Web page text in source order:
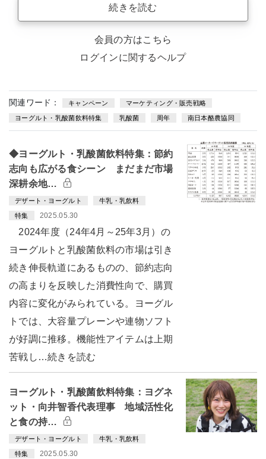
続きを読む
会員の方はこちら
ログインに関するヘルプ
関連ワード： キャンペーン マーケティング・販売戦略
ヨーグルト・乳酸菌飲料特集 乳酸菌 周年 南日本酪農協同
◆ヨーグルト・乳酸菌飲料特集：節約
志向も広がる食シーン まだまだ市場
深耕余地…
デザート・ヨーグルト 牛乳・乳飲料
特集 2025.05.30
2024年度（24年4月～25年3月）の
ヨーグルトと乳酸菌飲料の市場は引き
続き伸長軌道にあるものの、節約志向
の高まりを反映した消費性向で、購買
内容に変化がみられている。ヨーグル
トでは、大容量プレーンや連物ソフト
が好調に推移。機能性アイテムは上期
苦戦し…続きを読む
ヨーグルト・乳酸菌飲料特集：ヨグネ
ット・向井智香代表理事 地域活性化
と食の持…
デザート・ヨーグルト 牛乳・乳飲料
特集 2025.05.30